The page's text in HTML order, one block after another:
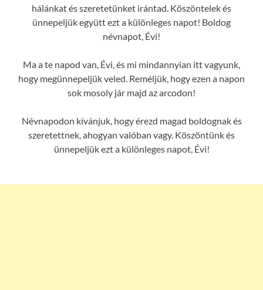
hálánkat és szeretetünket irántad. Köszöntelek és
ünnepeljük együtt ezt a különleges napot! Boldog
névnapot, Évi!
Ma a te napod van, Évi, és mi mindannyian itt vagyunk,
hogy megünnepeljük veled. Reméljük, hogy ezen a napon
sok mosoly jár majd az arcodon!
Névnapodon kívánjuk, hogy érezd magad boldognak és
szeretettnek, ahogyan valóban vagy. Köszöntünk és
ünnepeljük ezt a különleges napot, Évi!